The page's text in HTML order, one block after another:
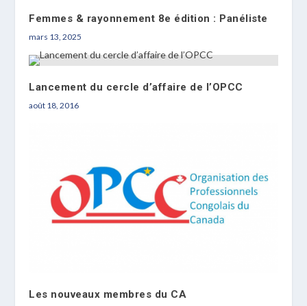
Femmes & rayonnement 8e édition : Panéliste
mars 13, 2025
Lancement du cercle d’affaire de l’OPCC
août 18, 2016
Les nouveaux membres du CA